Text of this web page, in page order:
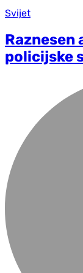
Svijet
Raznesen
policijske